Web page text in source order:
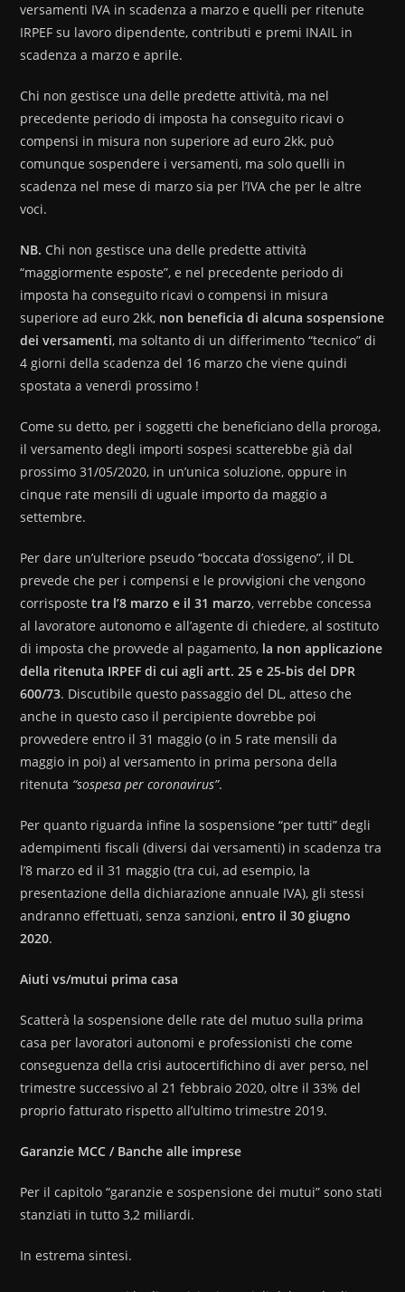
versamenti IVA in scadenza a marzo e quelli per ritenute
IRPEF su lavoro dipendente, contributi e premi INAIL in
scadenza a marzo e aprile.
Chi non gestisce una delle predette attività, ma nel
precedente periodo di imposta ha conseguito ricavi o
compensi in misura non superiore ad euro 2kk, può
comunque sospendere i versamenti, ma solo quelli in
scadenza nel mese di marzo sia per l’IVA che per le altre
voci.
NB. Chi non gestisce una delle predette attività
“maggiormente esposte”, e nel precedente periodo di
imposta ha conseguito ricavi o compensi in misura
superiore ad euro 2kk, non beneficia di alcuna sospensione
dei versamenti, ma soltanto di un differimento “tecnico” di
4 giorni della scadenza del 16 marzo che viene quindi
spostata a venerdì prossimo !
Come su detto, per i soggetti che beneficiano della proroga,
il versamento degli importi sospesi scatterebbe già dal
prossimo 31/05/2020, in un’unica soluzione, oppure in
cinque rate mensili di uguale importo da maggio a
settembre.
Per dare un’ulteriore pseudo “boccata d’ossigeno”, il DL
prevede che per i compensi e le provvigioni che vengono
corrispostetra l’8 marzo e il 31 marzo, verrebbe concessa
al lavoratore autonomo e all’agente di chiedere, al sostituto
di imposta che provvede al pagamento, la non applicazione
della ritenuta IRPEF di cui agli artt. 25 e 25-bis del DPR
600/73. Discutibile questo passaggio del DL, atteso che
anche in questo caso il percipiente dovrebbe poi
provvedere entro il 31 maggio (o in 5 rate mensili da
maggio in poi) al versamento in prima persona della
ritenuta “sospesa per coronavirus”.
Per quanto riguarda infine la sospensione “per tutti” degli
adempimenti fiscali (diversi dai versamenti) in scadenza tra
l’8 marzo ed il 31 maggio (tra cui, ad esempio, la
presentazione della dichiarazione annuale IVA), gli stessi
andranno effettuati, senza sanzioni,entro il 30 giugno
2020.
Aiuti vs/mutui prima casa
Scatterà la sospensione delle rate del mutuo sulla prima
casa per lavoratori autonomi e professionisti che come
conseguenza della crisi autocertifichino di aver perso, nel
trimestre successivo al 21 febbraio 2020, oltre il 33% del
proprio fatturato rispetto all’ultimo trimestre 2019.
Garanzie MCC / Banche alle imprese
Per il capitolo “garanzie e sospensione dei mutui” sono stati
stanziati in tutto 3,2 miliardi.
In estrema sintesi.